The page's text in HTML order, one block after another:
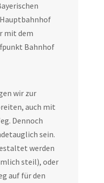
mit dem
Bahnhof
wir zur
auch mit
Dennoch
sein.
werden
steil), oder
auf für den